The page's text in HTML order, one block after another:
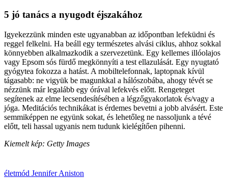
5 jó tanács a nyugodt éjszakához
Igyekezzünk minden este ugyanabban az időpontban lefeküdni és
reggel felkelni. Ha beáll egy természetes alvási ciklus, ahhoz sokkal
könnyebben alkalmazkodik a szervezetünk. Egy kellemes illóolajos
vagy Epsom sós fürdő megkönnyíti a test ellazulását. Egy nyugtató
gyógytea fokozza a hatást. A mobiltelefonnak, laptopnak kívül
tágasabb: ne vigyük be magunkkal a hálószobába, ahogy tévét se
nézzünk már legalább egy órával lefekvés előtt. Rengeteget
segítenek az elme lecsendesítésében a légzőgyakorlatok és/vagy a
jóga. Meditációs technikákat is érdemes bevetni a jobb alvásért. Este
semmiképpen ne együnk sokat, és lehetőleg ne nassoljunk a tévé
előtt, teli hassal ugyanis nem tudunk kielégítően pihenni.
Kiemelt kép: Getty Images
életmód Jennifer Aniston